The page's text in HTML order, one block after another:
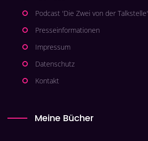
Podcast 'Die Zwei von der Talkstelle'
Presseinformationen
Impressum
Datenschutz
Kontakt
Meine Bücher